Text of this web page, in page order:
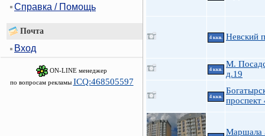
Справка / Помощь
Почта
Вход
ON-LINE менеджер
по вопросам рекламы ICQ:468505597
4 ккв. Невский
4 ккв.
М.
д.19
4 ккв.
проспект
Маршала